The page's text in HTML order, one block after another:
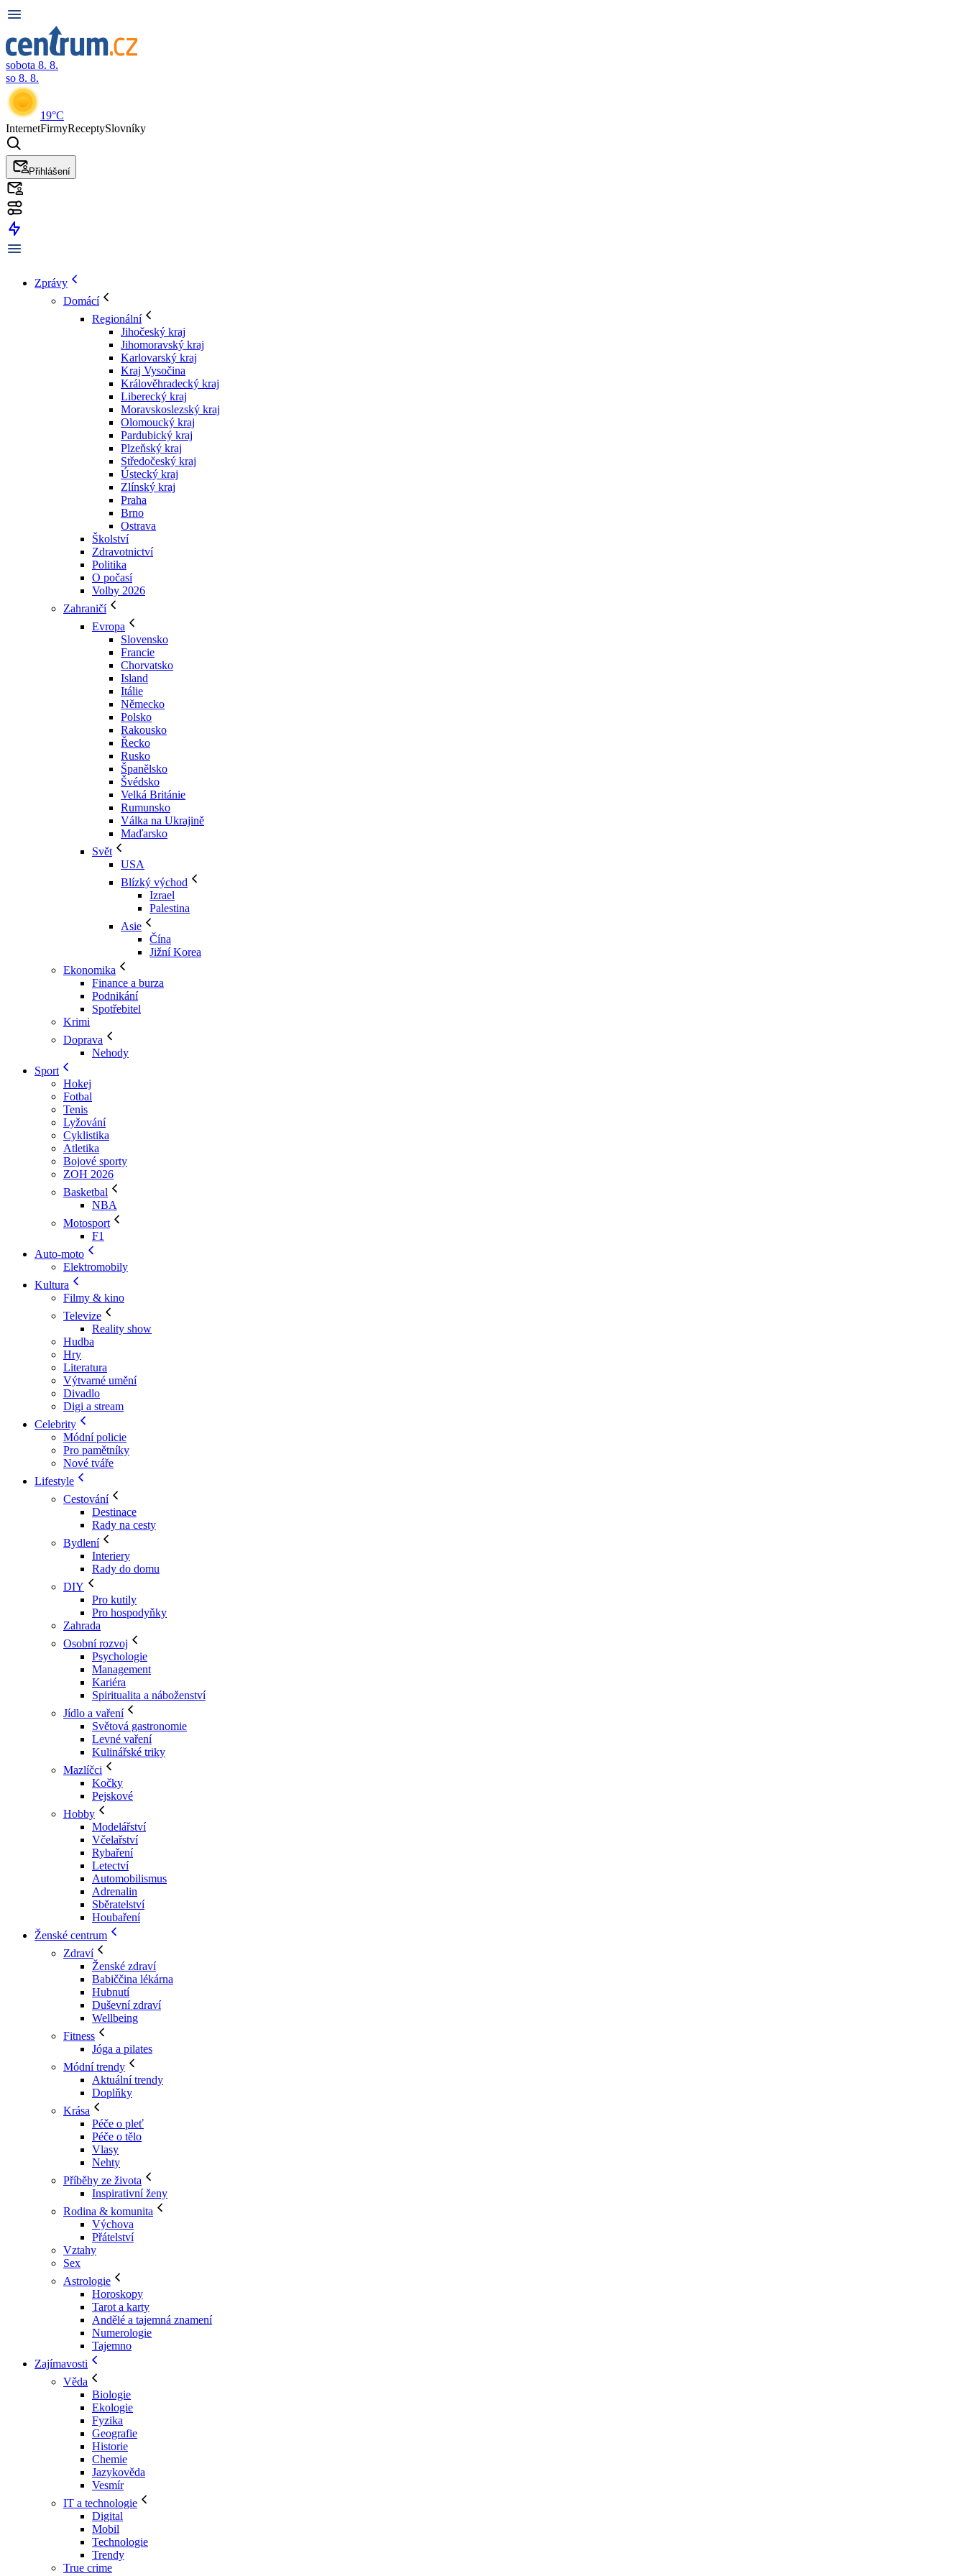
sobota 8. 8.
so 8. 8.
19°C
InternetFirmyReceptySlovníky
Přihlášení
Zprávy
Domácí
Regionální
Jihočeský kraj
Jihomoravský kraj
Karlovarský kraj
Kraj Vysočina
Králověhradecký kraj
Liberecký kraj
Moravskoslezský kraj
Olomoucký kraj
Pardubický kraj
Plzeňský kraj
Středočeský kraj
Ústecký kraj
Zlínský kraj
Praha
Brno
Ostrava
Školství
Zdravotnictví
Politika
O počasí
Volby 2026
Zahraničí
Evropa
Slovensko
Francie
Chorvatsko
Island
Itálie
Německo
Polsko
Rakousko
Řecko
Rusko
Španělsko
Švédsko
Velká Británie
Rumunsko
Válka na Ukrajině
Maďarsko
Svět
USA
Blízký východ
Izrael
Palestina
Asie
Čína
Jižní Korea
Ekonomika
Finance a burza
Podnikání
Spotřebitel
Krimi
Doprava
Nehody
Sport
Hokej
Fotbal
Tenis
Lyžování
Cyklistika
Atletika
Bojové sporty
ZOH 2026
Basketbal
NBA
Motosport
F1
Auto-moto
Elektromobily
Kultura
Filmy & kino
Televize
Reality show
Hudba
Hry
Literatura
Výtvarné umění
Divadlo
Digi a stream
Celebrity
Módní policie
Pro pamětníky
Nové tváře
Lifestyle
Cestování
Destinace
Rady na cesty
Bydlení
Interiery
Rady do domu
DIY
Pro kutily
Pro hospodyňky
Zahrada
Osobní rozvoj
Psychologie
Management
Kariéra
Spiritualita a náboženství
Jídlo a vaření
Světová gastronomie
Levné vaření
Kulinářské triky
Mazlíčci
Kočky
Pejskové
Hobby
Modelářství
Včelařství
Rybaření
Letectví
Automobilismus
Adrenalin
Sběratelství
Houbaření
Ženské centrum
Zdraví
Ženské zdraví
Babiččina lékárna
Hubnutí
Duševní zdraví
Wellbeing
Fitness
Jóga a pilates
Módní trendy
Aktuální trendy
Doplňky
Krása
Péče o pleť
Péče o tělo
Vlasy
Nehty
Příběhy ze života
Inspirativní ženy
Rodina & komunita
Výchova
Přátelství
Vztahy
Sex
Astrologie
Horoskopy
Tarot a karty
Andělé a tajemná znamení
Numerologie
Tajemno
Zajímavosti
Věda
Biologie
Ekologie
Fyzika
Geografie
Historie
Chemie
Jazykověda
Vesmír
IT a technologie
Digital
Mobil
Technologie
Trendy
True crime